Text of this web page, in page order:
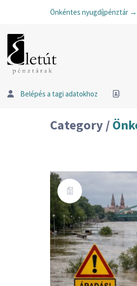
Önkéntes nyugdíjpénztár →
Belépés a tagi adatokhoz
Category /